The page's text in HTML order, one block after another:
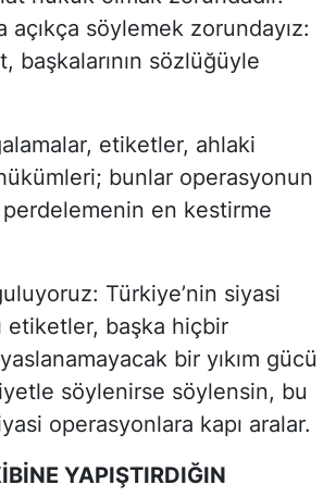
açıkça söylemek zorundayız:
başkalarının sözlüğüyle
etiketler, ahlaki
bunlar operasyonun
perdelemenin en kestirme
Türkiye’nin siyasi
etiketler, başka hiçbir
bir yıkım gücü
söylenirse söylensin, bu
operasyonlara kapı aralar.
YAPIŞTIRDIĞIN